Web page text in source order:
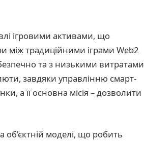
ігровими активами, що
між традиційними іграми Web2
та з низькими витратами
завдяки управлінню смарт-
а її основна місія – дозволити
об’єктній моделі, що робить